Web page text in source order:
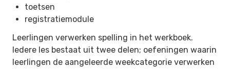
toetsen
registratiemodule
Leerlingen verwerken spelling in het werkboek.
Iedere les bestaat uit twee delen; oefeningen waarin
leerlingen de aangeleerde weekcategorie verwerken